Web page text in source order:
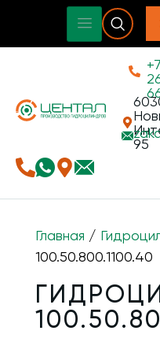
95
Главная /
100.50.800.1100.40